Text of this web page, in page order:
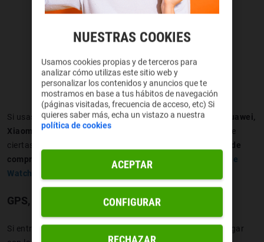
Imagen de Vadym Plysiuk. Licencia de iStock.
Si usas móvil Samsung, Galaxy suele integrarse mejor.
Huawei,
Xiaomi u Oppo funcionan bien
con varias marcas, aunque
ciertas funciones dependen del sistema.
Revisarlo antes de
comprar es obligatorio
. Y si eres deiPhone, pues un
Apple
Watch.
GPS, pagos NFC y funciones de salud
Si entrenas sin móvil, buscaGPS integrado.Si quieres pagar
NUESTRAS COOKIES
Usamos cookies propias y de terceros para
analizar cómo utilizas este sitio web y
personalizar los contenidos y anuncios que te
mostramos en base a tus hábitos de navegación
(páginas visitadas, frecuencia de acceso, etc) Si
quieres saber más, echa un vistazo a nuestra
política de cookies
ACEPTAR
CONFIGURAR